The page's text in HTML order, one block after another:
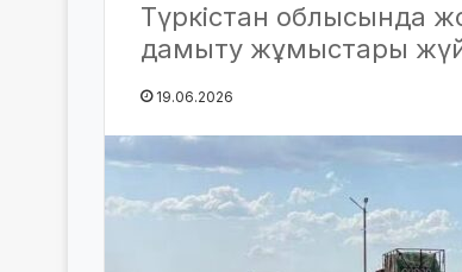
Түркістан облысында
дамыту жұмыстары
19.06.2026